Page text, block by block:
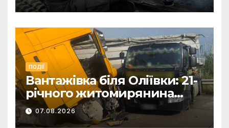
ПОДІЇ
Вантажівка біля Оліївки: 21-
річного житомирянина
травмовано
07.08.2026